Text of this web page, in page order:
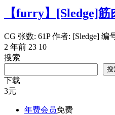
【furry】[Sledge]筋
CG 张数: 61P 作者: [Sledge] 编
2 年前 23 10
搜索
搜
下载
3元
年费会员免费